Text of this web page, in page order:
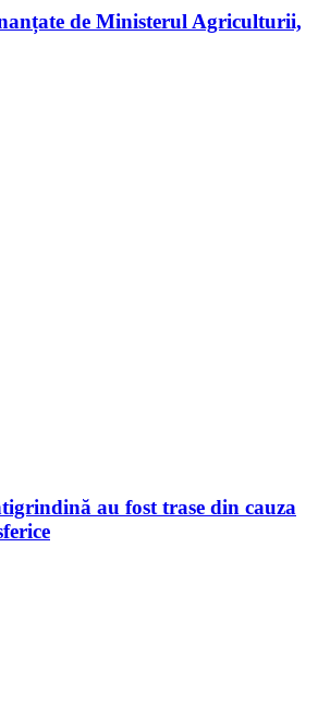
de Ministerul Agriculturii,
au fost trase din cauza